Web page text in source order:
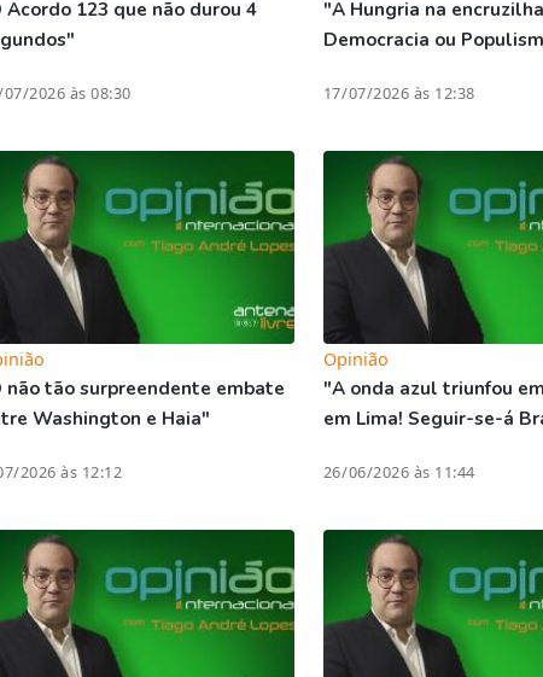
Acordo 123 que não durou 4
2026 às 08:30
"A Hungria na
Democracia ou
17/07/2026 às 12:38
não tão surpreendente embate
Washington e Haia"
2026 às 12:12
Opinião
"A onda azul triunfou
em Lima! Seguir-se-á
26/06/2026 às 11:44